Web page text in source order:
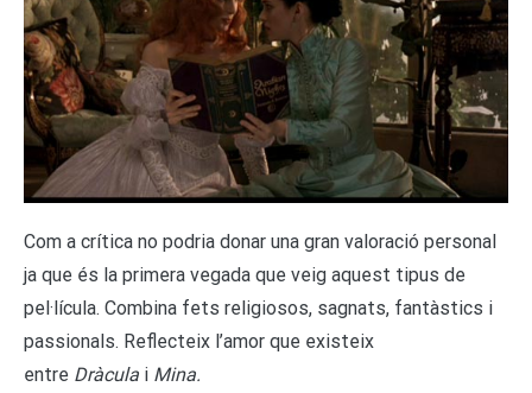
Com a crítica no podria donar una gran valoració personal
ja que és la primera vegada que veig aquest tipus de
pel·lícula. Combina fets religiosos, sagnats, fantàstics i
passionals. Reflecteix l’amor que existeix
entre Dràcula i Mina.